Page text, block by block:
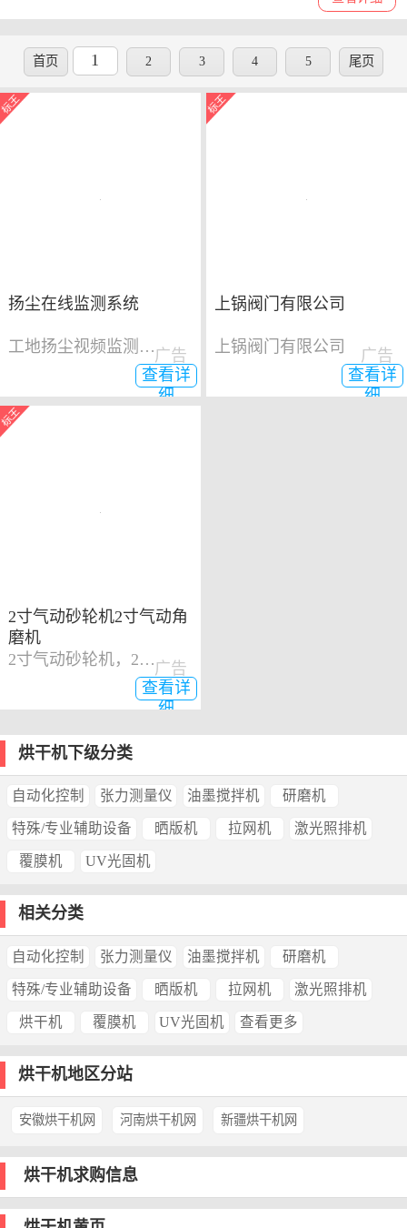
首页 1 2 3 4 5 尾页
扬尘在线监测系统
工地扬尘视频监测系统
查看详
细
广告
上锅阀门有限公司
上锅阀门有限公司
查看详
细
广告
2寸气动砂轮机2寸气动角
磨机
2寸气动砂轮机，2寸气动角磨机
查看详
细
广告
烘干机下级分类
自动化控制 张力测量仪 油墨搅拌机 研磨机
特殊/专业辅助设备 晒版机 拉网机 激光照排机
覆膜机 UV光固机
相关分类
自动化控制 张力测量仪 油墨搅拌机 研磨机
特殊/专业辅助设备 晒版机 拉网机 激光照排机
烘干机 覆膜机 UV光固机 查看更多
烘干机地区分站
安徽烘干机网 河南烘干机网 新疆烘干机网
烘干机求购信息